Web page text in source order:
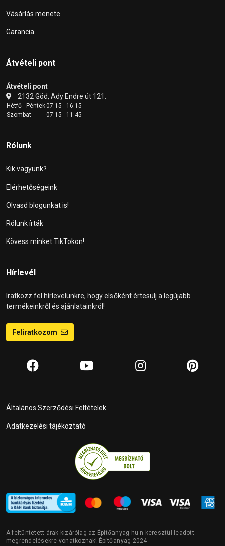
Vásárlás menete
Garancia
Átvételi pont
Átvételi pont
2132 Göd, Ady Endre út 121.
Hétfő - Péntek07:15 - 16:15
Szombat
07:15 - 11:45
Rólunk
Kik vagyunk?
Elérhetőségeink
Olvasd blogunkat is!
Rólunk írták
Kövess minket TikTokon!
Hírlevél
Iratkozz fel hírlevelünkre, hogy elsőként értesülj a legújabb
termékeinkről és ajánlatainkról!
Feliratkozom
Általános Szerződési Feltételek
Adatkezelési tájékoztató
A feltüntetett árak kizárólag az Építőanyag.hu-n keresztül leadott
megrendelésekre vonatkoznak! Építőanyag 2024